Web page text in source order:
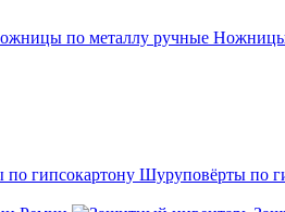
Ножницы
Шуруповёрты по